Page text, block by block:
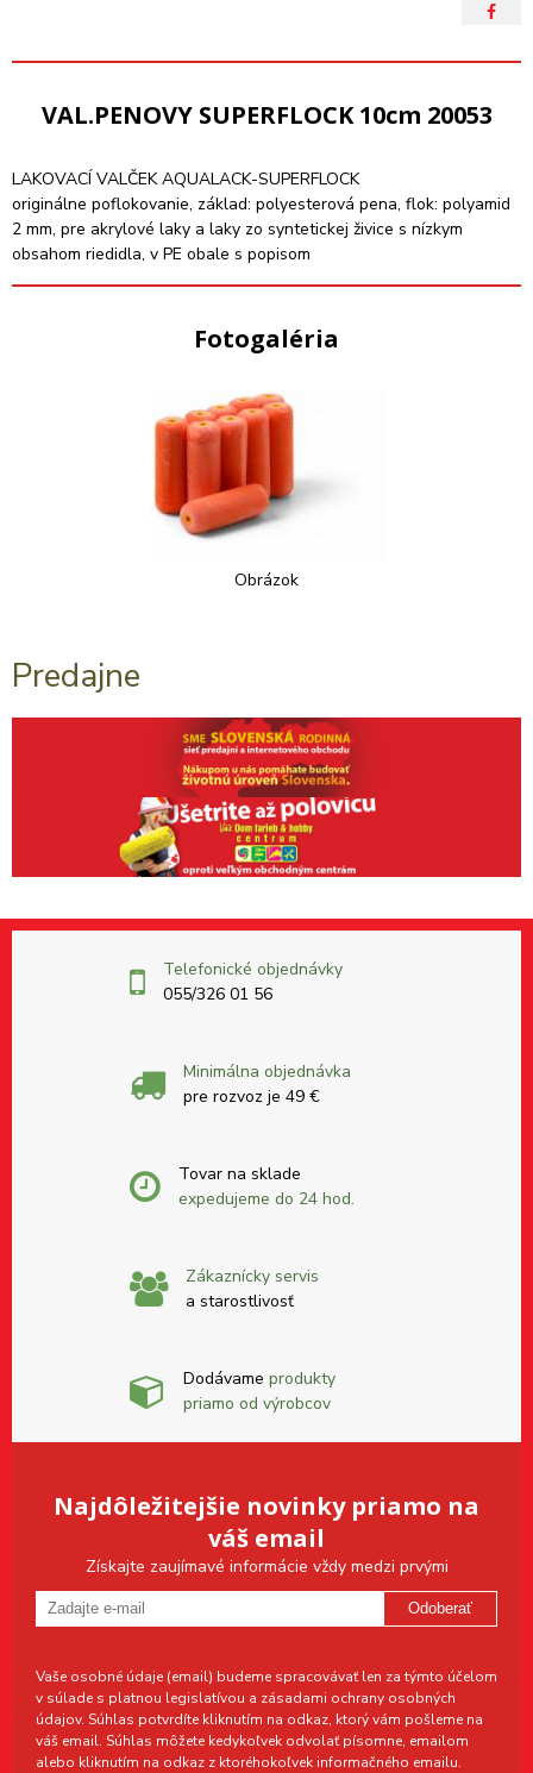
VAL.PENOVY SUPERFLOCK 10cm 20053
LAKOVACÍ VALČEK AQUALACK-SUPERFLOCK
originálne poflokovanie, základ: polyesterová pena, flok: polyamid
2 mm, pre akrylové laky a laky zo syntetickej živice s nízkym
obsahom riedidla, v PE obale s popisom
Fotogaléria
Obrázok
Predajne
Telefonické objednávky
055/326 01 56
Minimálna objednávka
pre rozvoz je 49 €
Tovar na sklade
expedujeme do 24 hod.
Zákaznícky servis
a starostlivosť
Dodávame produkty
priamo od výrobcov
Najdôležitejšie novinky priamo na
váš email
Získajte zaujímavé informácie vždy medzi prvými
Odoberať
Vaše osobné údaje (email) budeme spracovávať len za týmto účelom
v súlade s platnou legislatívou a zásadami ochrany osobných
údajov. Súhlas potvrdíte kliknutím na odkaz, ktorý vám pošleme na
váš email. Súhlas môžete kedykoľvek odvolať písomne, emailom
alebo kliknutím na odkaz z ktoréhokoľvek informačného emailu.